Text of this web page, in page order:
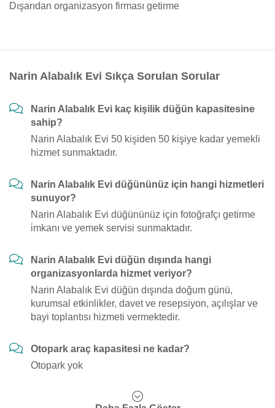
Dışarıdan organizasyon firması getirme
Narin Alabalık Evi Sıkça Sorulan Sorular
Narin Alabalık Evi kaç kişilik düğün kapasitesine
sahip?
Narin Alabalık Evi 50 kişiden 50 kişiye kadar yemekli
hizmet sunmaktadır.
Narin Alabalık Evi düğününüz için hangi hizmetleri
sunuyor?
Narin Alabalık Evi düğününüz için fotoğrafçı getirme
i̇mkanı ve yemek servisi sunmaktadır.
Narin Alabalık Evi düğün dışında hangi
organizasyonlarda hizmet veriyor?
Narin Alabalık Evi düğün dışında doğum günü,
kurumsal etkinlikler, davet ve resepsiyon, açılışlar ve
bayi toplantısı hizmeti vermektedir.
Otopark araç kapasitesi ne kadar?
Otopark yok